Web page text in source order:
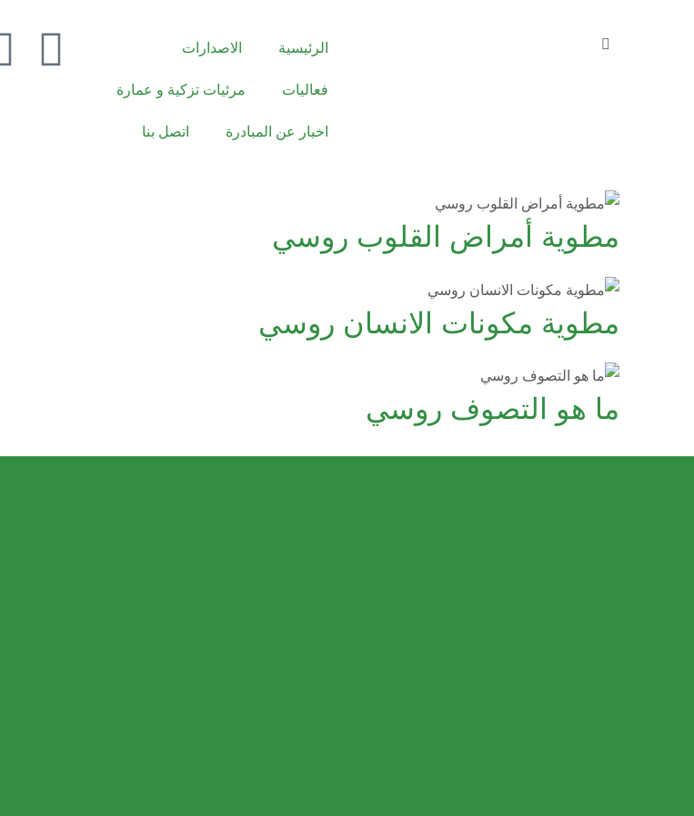
الرئيسية الاصدارات
فعاليات مرئيات تزكية و عمارة
اخبار عن المبادرة اتصل بنا
مطوية أمراض القلوب روسي
مطوية مكونات الانسان روسي
ما هو التصوف روسي